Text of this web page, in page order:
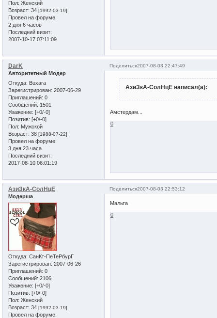
Пол: Женский
Возраст: 34 [1992-03-19]
Провел на форуме:
2 дня 6 часов
Последний визит:
2007-10-17 07:11:09
Поделиться2007-08-03 22:47:49
DarK
Авторитетный Модер
Откуда: Buxara
Зарегистрирован: 2007-06-29
Приглашений: 0
Сообщений: 1501
Уважение: [+0/-0]
Позитив: [+0/-0]
Пол: Мужской
Возраст: 38 [1988-07-22]
Провел на форуме:
3 дня 23 часа
Последний визит:
2017-08-10 06:01:19
АзиЗкА-СолНцЕ написал(а):
Амстердам...
0
Поделиться2007-08-03 22:53:12
АзиЗкА-СолНцЕ
Модерша
Откуда: СанКт-ПеТеРбурГ
Зарегистрирован: 2007-06-26
Приглашений: 0
Сообщений: 2106
Уважение: [+0/-0]
Позитив: [+0/-0]
Пол: Женский
Возраст: 34 [1992-03-19]
Провел на форуме:
Мальта
0